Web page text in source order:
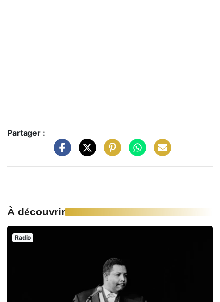
Partager :
À découvrir
Radio